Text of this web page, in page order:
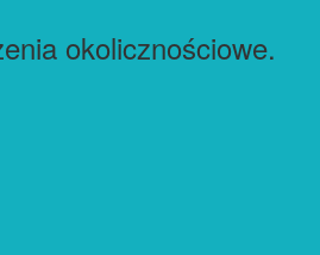
okolicznościowe.